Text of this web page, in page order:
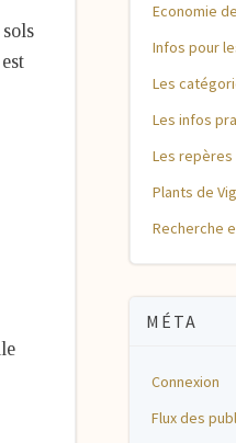
Economie
Infos pour
Les
Les infos
Les repères
Plants de
Recherche
MÉTA
Connexion
Flux des